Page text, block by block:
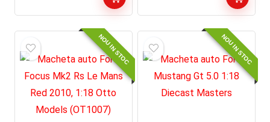
NOU IN STOC NOU IN STOC